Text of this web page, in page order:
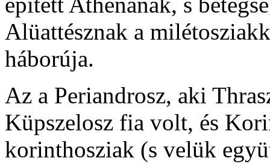
Alüattésznak a
háborúja.
Az a Periandrosz, aki
Küpszelosz fia volt, és
korinthosziak (s velük